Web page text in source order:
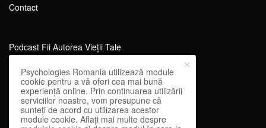
Contact
Podcast Fii Autorea Vieții Tale
Evenimente Fii Autoarea Vieții Tale!
SportEdu
Antrenament Mental pentru Sportivi
Learning Network
Psychologies Romania utilizează module
cookie pentru a vă oferi cea mai bună
experiență online. Prin continuarea utilizării
serviciilor noastre, vom presupune că
sunteți de acord cu utilizarea acestor
module cookie. Aflați mai multe despre